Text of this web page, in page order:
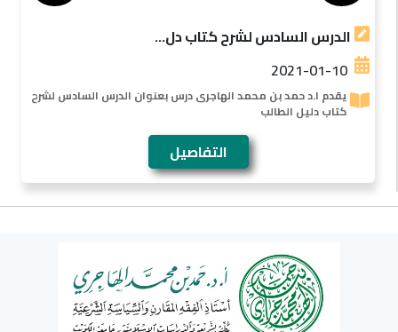
الدرس السادس لشرح كتاب دل...
2021-01-10
يقدم ا.د حمد بن محمد الهاجرى درس بعنوان الدرس السادس لشرح
كتاب دليل الطالب
التفاصيل